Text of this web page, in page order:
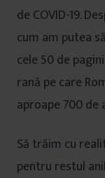
de COVID-19.
cum am putea
cele 50 de
rană pe care
aproape 700 de
Să trăim cu
pentru restul